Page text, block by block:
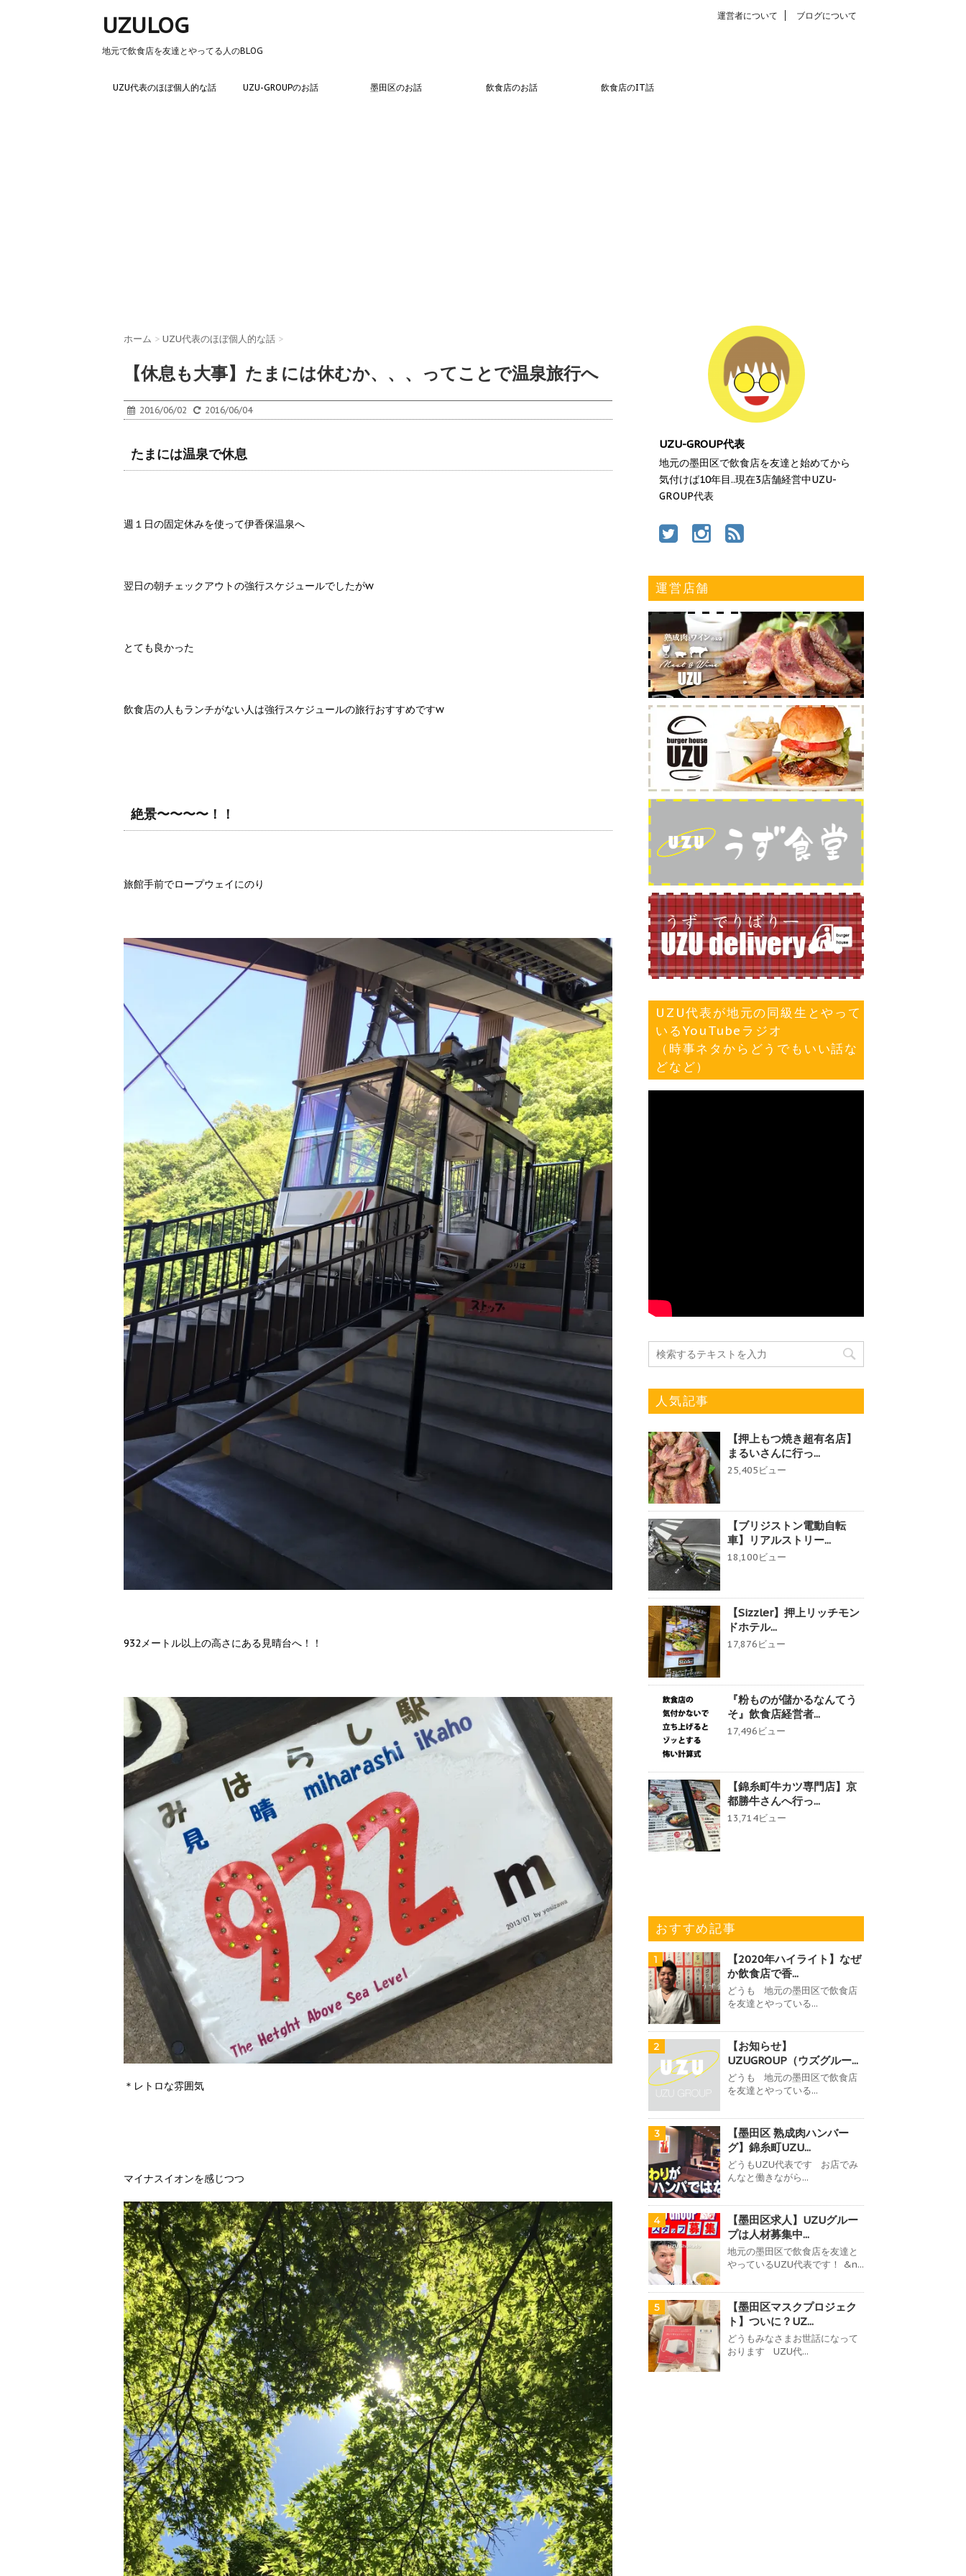
UZULOG
地元で飲食店を友達とやってる人のBLOG
運営者について ブログについて
UZU代表のほぼ個人的な話 UZU-GROUPのお話 墨田区のお話 飲食店のお話 飲食店のIT話
ホーム > UZU代表のほぼ個人的な話 >
【休息も大事】たまには休むか、、、ってことで温泉旅行へ
2016/06/02 2016/06/04
たまには温泉で休息
週１日の固定休みを使って伊香保温泉へ
翌日の朝チェックアウトの強行スケジュールでしたがw
とても良かった
飲食店の人もランチがない人は強行スケジュールの旅行おすすめですw
絶景〜〜〜〜！！
旅館手前でロープウェイにのり
932メートル以上の高さにある見晴台へ！！
＊レトロな雰囲気
マイナスイオンを感じつつ
UZU-GROUP代表
地元の墨田区で飲食店を友達と始めてから
気付けば10年目..現在3店舗経営中UZU-
GROUP代表
運営店舗
UZU代表が地元の同級生とやって
いるYouTubeラジオ
（時事ネタからどうでもいい話な
どなど）
人気記事
【押上もつ焼き超有名店】
まるいさんに行っ...
25,405ビュー
【ブリジストン電動自転
車】リアルストリー...
18,100ビュー
【Sizzler】押上リッチモン
ドホテル...
17,876ビュー
『粉ものが儲かるなんてう
そ』飲食店経営者...
17,496ビュー
【錦糸町牛カツ専門店】京
都勝牛さんへ行っ...
13,714ビュー
おすすめ記事
1
【2020年ハイライト】なぜ
か飲食店で香...
どうも 地元の墨田区で飲食店
を友達とやっている...
2
【お知らせ】
UZUGROUP（ウズグルー...
どうも 地元の墨田区で飲食店
を友達とやっている...
3
【墨田区 熟成肉ハンバー
グ】錦糸町UZU...
どうもUZU代表です お店でみ
んなと働きながら...
4
【墨田区求人】UZUグルー
プは人材募集中...
地元の墨田区で飲食店を友達と
やっているUZU代表です！ &n...
5
【墨田区マスクプロジェク
ト】ついに？UZ...
どうもみなさまお世話になって
おります UZU代...